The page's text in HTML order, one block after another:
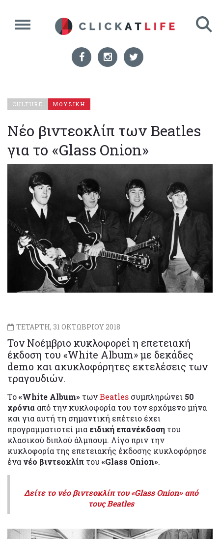
CULTURE ΜΟΥΣΙΚΗ
Νέο βιντεοκλίπ των Beatles
για το «Glass Onion»
ΤΕΤΑΡΤΗ, 31 ΟΚΤΩΒΡΙΟΥ 2018
Τον Νοέμβριο κυκλοφορεί η επετειακή
έκδοση του «White Album» με δεκάδες
demo και ακυκλοφόρητες εκτελέσεις των
τραγουδιών.
To«White Album» τωνBeatles συμπληρώνει 50
χρόνια από την κυκλοφορία του τον ερχόμενο μήνα
και για αυτή τη σημαντική επέτειο έχει
προγραμματιστεί μια ειδική επανέκδοση του
κλασικού διπλού άλμπουμ. Λίγο πριν την
κυκλοφορία της επετειακής έκδοσης κυκλοφόρησε
ένα νέο βιντεοκλίπ του «Glass Onion».
Δείτε το νέο βιντεοκλίπ του «Glass Onion» από
τους Beatles